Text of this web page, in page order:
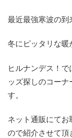
最近最強寒波の到
冬にピッタリな暖
ヒルナンデス！
ッズ探しのコーナ
す。
ネット通販にてお
ので紹介させて頂